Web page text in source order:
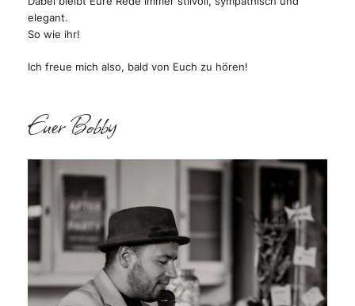
elegant.
So wie ihr!
Ich freue mich also, bald von Euch zu hören!
Euer Bobby